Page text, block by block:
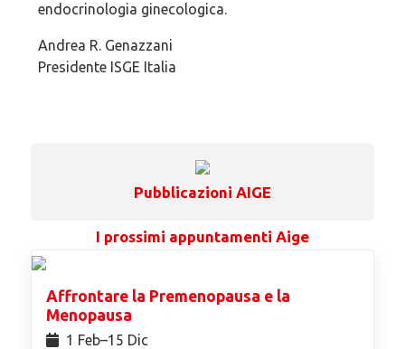
endocrinologia ginecologica.
Andrea R. Genazzani
Presidente ISGE Italia
Pubblicazioni AIGE
I prossimi appuntamenti Aige
Affrontare la Premenopausa e la
Menopausa
1 Feb⁠–15 Dic